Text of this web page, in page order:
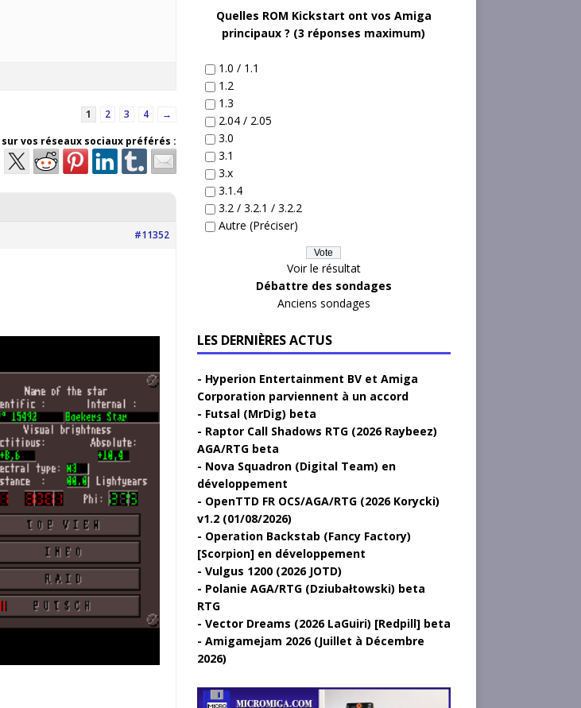
1 2 3 4
→
vos réseaux sociaux préférés :
#11352
Quelles ROM Kickstart ont vos Amiga
principaux ? (3 réponses maximum)
1.0 / 1.1
1.2
1.3
2.04 / 2.05
3.0
3.1
3.x
3.1.4
3.2 / 3.2.1 / 3.2.2
Autre (Préciser)
Voir le résultat
Débattre des sondages
Anciens sondages
LES DERNIÈRES ACTUS
Hyperion Entertainment BV et Amiga
Corporation parviennent à un accord
Futsal (MrDig) beta
Raptor Call Shadows RTG (2026 Raybeez)
AGA/RTG beta
Nova Squadron (Digital Team) en
développement
OpenTTD FR OCS/AGA/RTG (2026 Korycki)
v1.2 (01/08/2026)
Operation Backstab (Fancy Factory)
[Scorpion] en développement
Vulgus 1200 (2026 JOTD)
Polanie AGA/RTG (Dziubałtowski) beta
RTG
Vector Dreams (2026 LaGuiri) [Redpill] beta
Amigamejam 2026 (Juillet à Décembre
2026)